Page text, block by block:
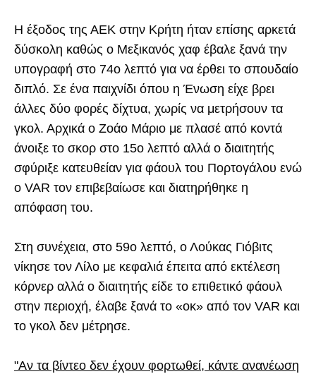
Η έξοδος της ΑΕΚ στην Κρήτη ήταν επίσης αρκετά
δύσκολη καθώς ο Μεξικανός χαφ έβαλε ξανά την
υπογραφή στο 74ο λεπτό για να έρθει το σπουδαίο
διπλό. Σε ένα παιχνίδι όπου η Ένωση είχε βρει
άλλες δύο φορές δίχτυα, χωρίς να μετρήσουν τα
γκολ. Αρχικά ο Ζοάο Μάριο με πλασέ από κοντά
άνοιξε το σκορ στο 15ο λεπτό αλλά ο διαιτητής
σφύριξε κατευθείαν για φάουλ του Πορτογάλου ενώ
ο VAR τον επιβεβαίωσε και διατηρήθηκε η
απόφαση του.
Στη συνέχεια, στο 59ο λεπτό, ο Λούκας Γιόβιτς
νίκησε τον Λίλο με κεφαλιά έπειτα από εκτέλεση
κόρνερ αλλά ο διαιτητής είδε το επιθετικό φάουλ
στην περιοχή, έλαβε ξανά το «οκ» από τον VAR και
το γκολ δεν μέτρησε.
"Αν τα βίντεο δεν έχουν φορτωθεί, κάντε ανανέωση